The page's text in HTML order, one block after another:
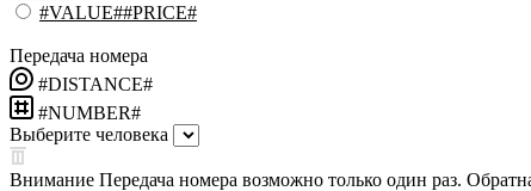
#VALUE##PRICE#
Передача номера
#DISTANCE#
#NUMBER#
Выберите человека
Внимание Передача номера возможно только один раз.